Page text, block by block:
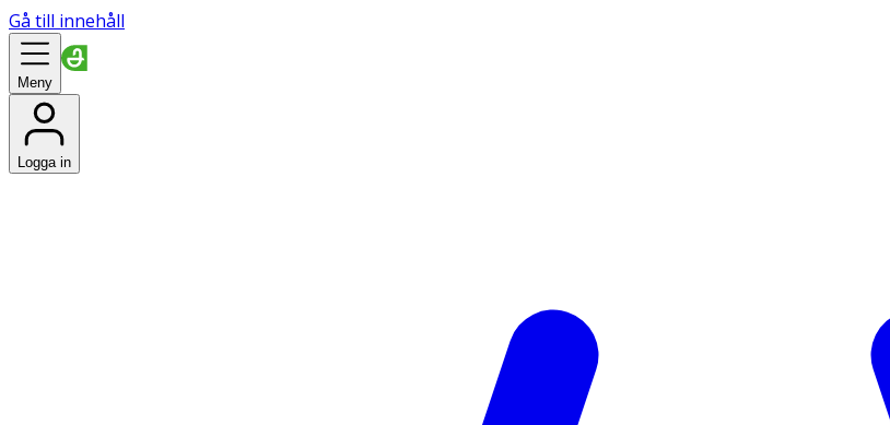
Gå till innehåll
Meny
Logga in